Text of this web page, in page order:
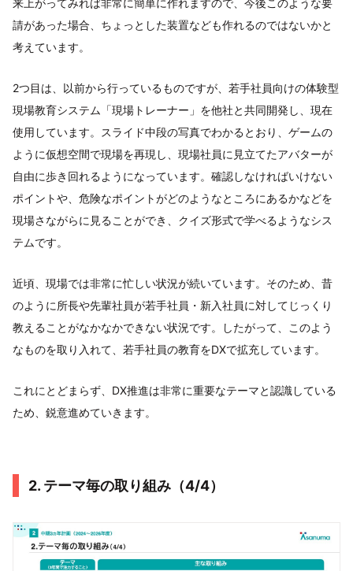
請があった場合、ちょっとした装置なども作れるのではないかと
考えています。
2つ目は、以前から行っているものですが、若手社員向けの体験型
現場教育システム「現場トレーナー」を他社と共同開発し、現在
使用しています。スライド中段の写真でわかるとおり、ゲームの
ように仮想空間で現場を再現し、現場社員に見立てたアバターが
自由に歩き回れるようになっています。確認しなければいけない
ポイントや、危険なポイントがどのようなところにあるかなどを
現場さながらに見ることができ、クイズ形式で学べるようなシス
テムです。
近頃、現場では非常に忙しい状況が続いています。そのため、昔
のように所長や先輩社員が若手社員・新入社員に対してじっくり
教えることがなかなかできない状況です。したがって、このよう
なものを取り入れて、若手社員の教育をDXで拡充しています。
これにとどまらず、DX推進は非常に重要なテーマと認識している
ため、鋭意進めていきます。
2. テーマ毎の取り組み（4/4）